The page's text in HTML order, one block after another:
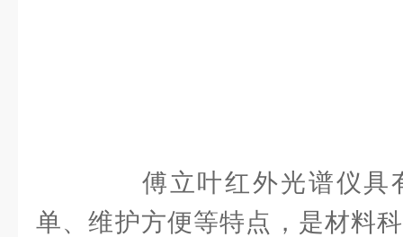
傅立叶红外光谱仪具
单、维护方便等特点，是材料